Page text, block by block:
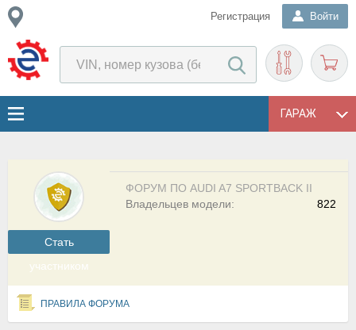
Регистрация Войти
ГАРАЖ
Cтать
участником
ФОРУМ ПО AUDI A7 SPORTBACK II
822
Владельцев модели:
ПРАВИЛА ФОРУМА